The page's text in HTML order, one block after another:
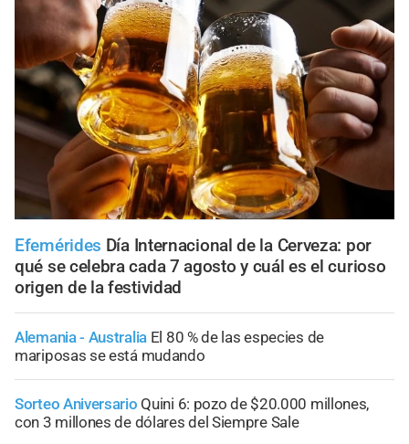
Efemérides Día Internacional de la Cerveza: por
qué se celebra cada 7 agosto y cuál es el curioso
origen de la festividad
Alemania - Australia El 80 % de las especies de
mariposas se está mudando
Sorteo Aniversario Quini 6: pozo de $20.000 millones,
con 3 millones de dólares del Siempre Sale